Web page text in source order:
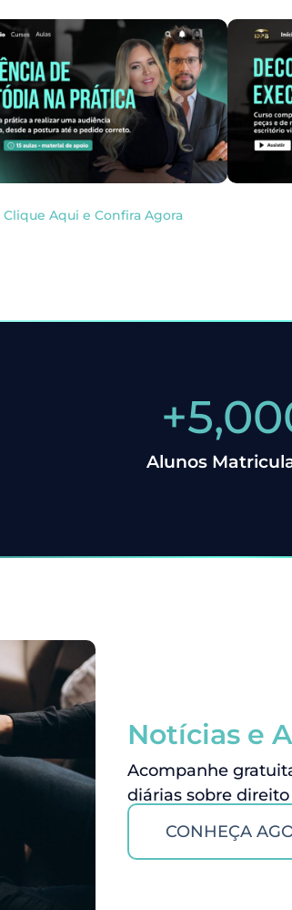
Clique Aqui e Confira Agora
Alunos
+
Notícias e
Acompanhe
diárias sobre
CONHEÇA